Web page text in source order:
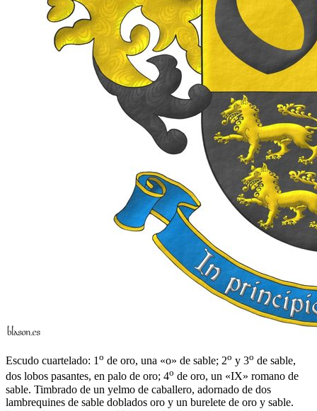
Escudo cuartelado: 1 o de oro, una «o» de sable; 2o y 3o de sable,
dos lobos pasantes, en palo de oro; 4o de oro, un «IX» romano de
sable. Timbrado de un yelmo de caballero, adornado de dos
lambrequines de sable doblados oro y un burelete de oro y sable.